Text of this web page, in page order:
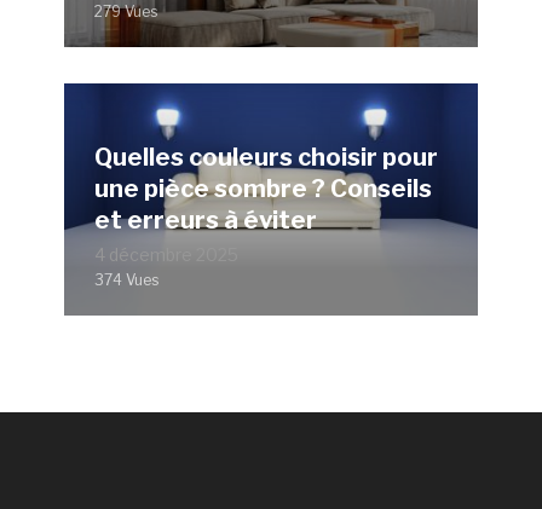
279 Vues
Quelles couleurs choisir pour
une pièce sombre ? Conseils
et erreurs à éviter
4 décembre 2025
374 Vues